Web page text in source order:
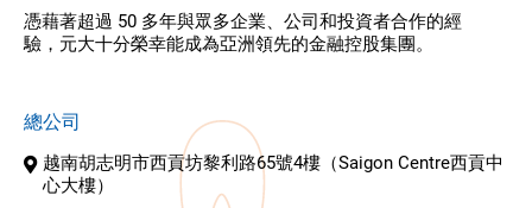
憑藉著超過 50 多年與眾多企業、公司和投資者合作的經
驗，元大十分榮幸能成為亞洲領先的金融控股集團。
總公司
越南胡志明市西貢坊黎利路65號4樓（Saigon Centre西貢中
心大樓）